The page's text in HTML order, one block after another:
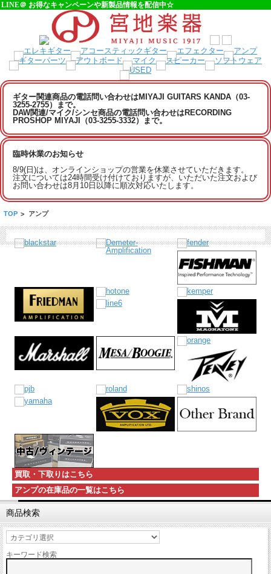
LINE＠ お得なキャンペーンや新製品情報を配信中☆
ギター関連商品の電話問い合わせはMIYAJI GUITARS KANDA（03-
3255-2755）まで。
DAW関連/マイク/シンセ商品の電話問い合わせはRECORDING
PROSHOP MIYAJI（03-3255-3332）まで。
臨時休業のお知らせ
8/9(日)は、オンラインショップの営業を休業させていただきます。
注文については24時間受け付けておりますが、いただいた注文および
お問い合わせは8月10日以降に順次対応いたします。
TOP > アンプ
買取・下取りはこちら
アンプの在庫品の一覧はこちら
商品検索
キーワード検索